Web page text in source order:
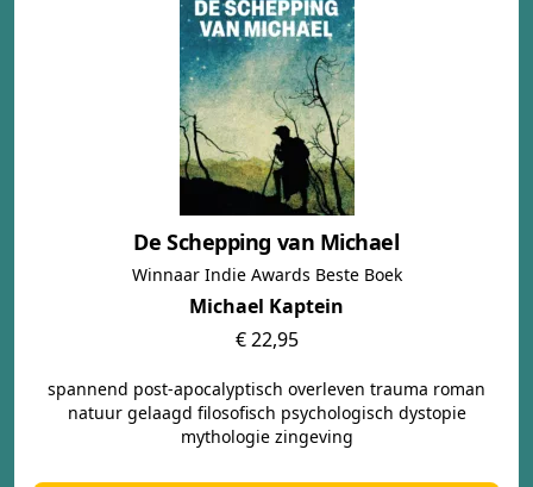
De Schepping van Michael
Winnaar Indie Awards Beste Boek
Michael Kaptein
€ 22,95
spannend post-apocalyptisch overleven trauma roman
natuur gelaagd filosofisch psychologisch dystopie
mythologie zingeving